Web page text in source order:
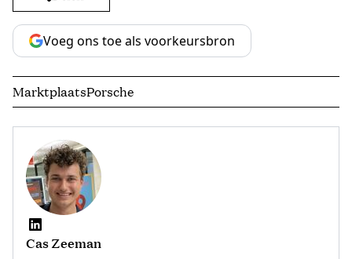
Voeg ons toe als voorkeursbron
MarktplaatsPorsche
Cas Zeeman